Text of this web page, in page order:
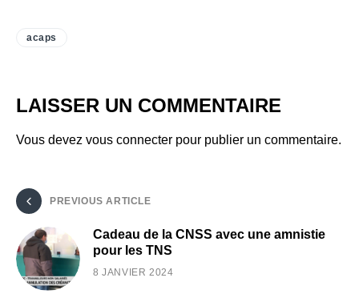
acaps
LAISSER UN COMMENTAIRE
Vous devez vous connecter pour publier un commentaire.
PREVIOUS ARTICLE
Cadeau de la CNSS avec une amnistie
pour les TNS
8 JANVIER 2024